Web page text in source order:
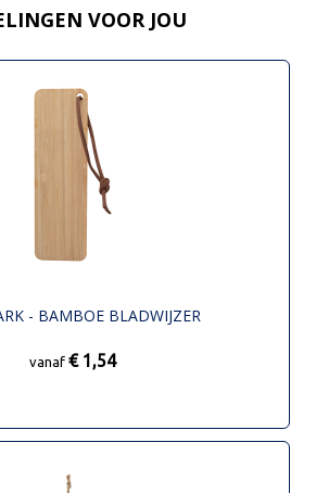
VOOR JOU
- BAMBOE BLADWIJZER
vanaf € 1,54